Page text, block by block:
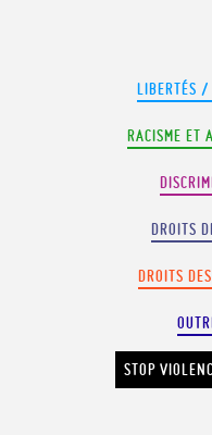
LIBERTÉS /
RACISME ET
DROITS
DROITS
STOP